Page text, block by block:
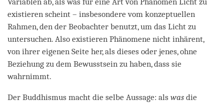
existieren scheint – insbesondere vom konzeptuellen
Rahmen, den der Beobachter benutzt, um das Licht zu
untersuchen. Also existieren Phänomene nicht inhärent,
von ihrer eigenen Seite her, als dieses oder jenes, ohne
Beziehung zu dem Bewusstsein zu haben, dass sie
wahrnimmt.
Der Buddhismus macht die selbe Aussage: als was die